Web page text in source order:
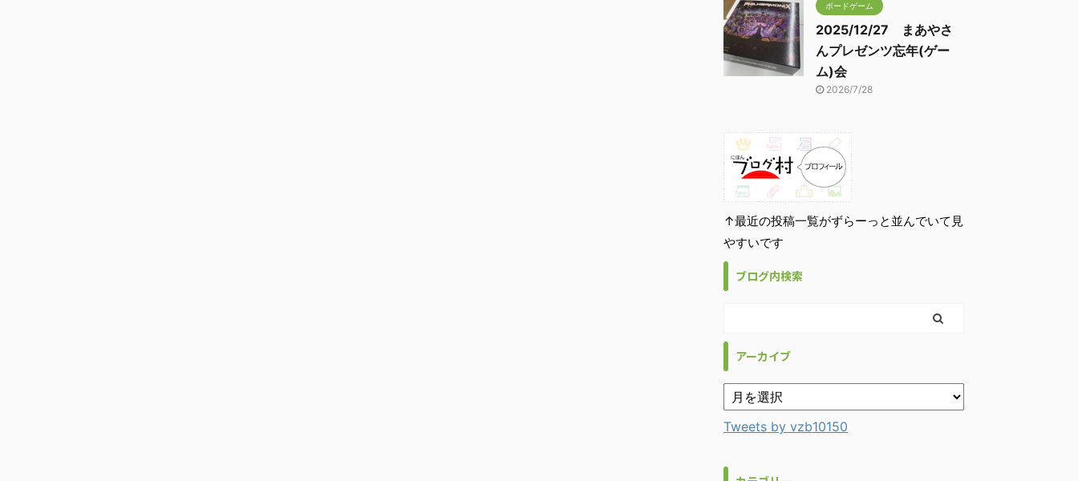
ボードゲーム
2025/12/27 まあやさ
んプレゼンツ忘年(ゲー
ム)会
2026/7/28
↑最近の投稿一覧がずらーっと並んでいて見
やすいです
ブログ内検索
アーカイブ
Tweets by vzb10150